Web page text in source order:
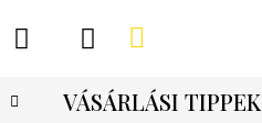
VÁSÁRLÁSI TIPPEK